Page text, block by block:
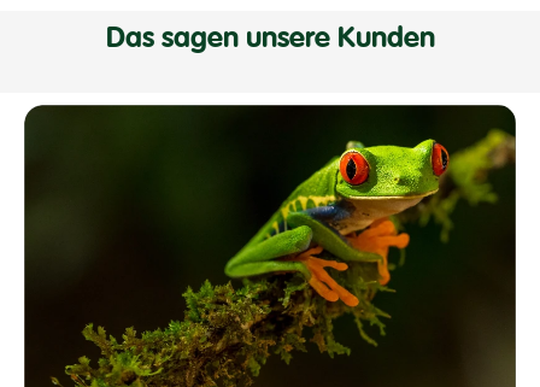
Das sagen unsere Kunden